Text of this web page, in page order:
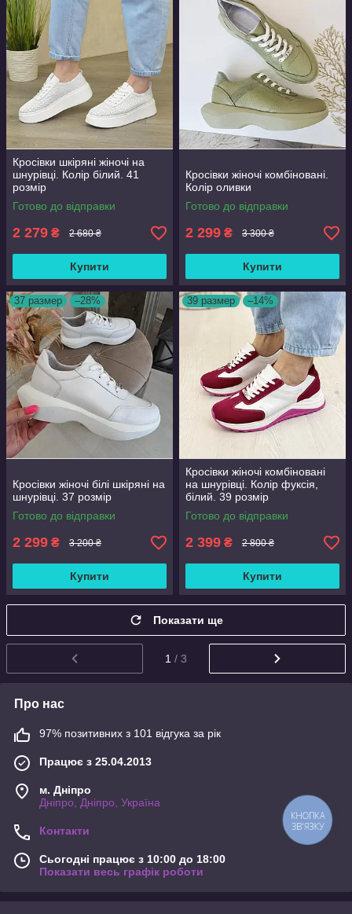
Кросівки шкіряні жіночі на
шнурівці. Колір білий. 41
розмір
Готово до відправки
2 279 ₴ 2 680 ₴
Купити
Кросівки жіночі комбіновані.
Колір оливки
Готово до відправки
2 299 ₴ 3 300 ₴
Купити
37 размер –28%
Кросівки жіночі білі шкіряні на
шнурівці. 37 розмір
Готово до відправки
2 299 ₴ 3 200 ₴
Купити
39 размер –14%
Кросівки жіночі комбіновані
на шнурівці. Колір фуксія,
білий. 39 розмір
Готово до відправки
2 399 ₴ 2 800 ₴
Купити
Показати ще
1 / 3
Про нас
97% позитивних з 101 відгука за рік
Працює з 25.04.2013
м. Дніпро
Дніпро, Дніпро, Україна
Контакти
Сьогодні працює з 10:00 до 18:00
Показати весь графік роботи
КНОПКА
ЗВ'ЯЗКУ